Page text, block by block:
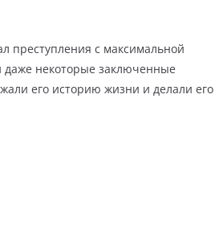
преступления с максимальной
даже некоторые заключенные
его историю жизни и делали его